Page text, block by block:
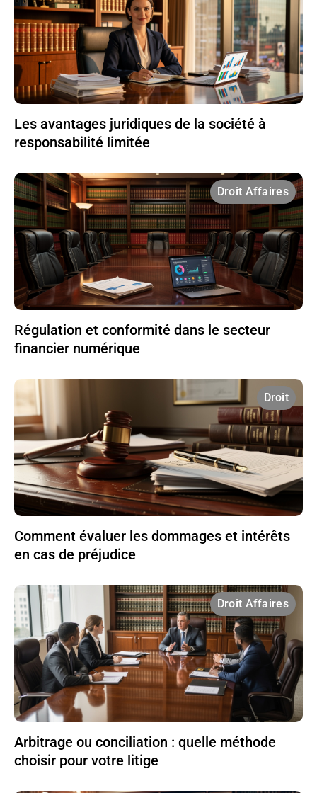
Les avantages juridiques de la société à
responsabilité limitée
Droit Affaires
Régulation et conformité dans le secteur
financier numérique
Droit
Comment évaluer les dommages et intérêts
en cas de préjudice
Droit Affaires
Arbitrage ou conciliation : quelle méthode
choisir pour votre litige